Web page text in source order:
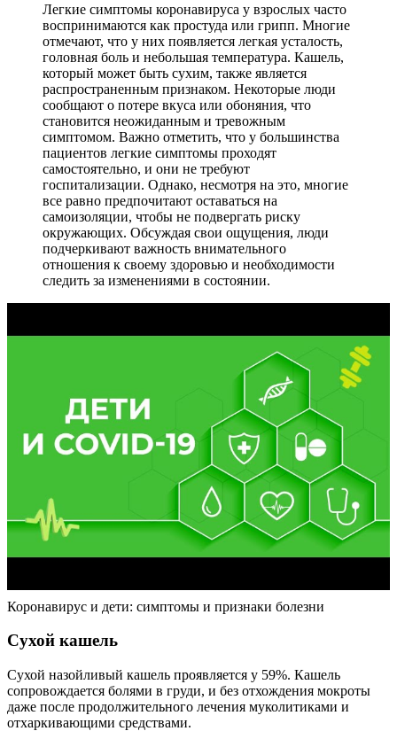
Легкие симптомы коронавируса у взрослых часто
воспринимаются как простуда или грипп. Многие
отмечают, что у них появляется легкая усталость,
головная боль и небольшая температура. Кашель,
который может быть сухим, также является
распространенным признаком. Некоторые люди
сообщают о потере вкуса или обоняния, что
становится неожиданным и тревожным
симптомом. Важно отметить, что у большинства
пациентов легкие симптомы проходят
самостоятельно, и они не требуют
госпитализации. Однако, несмотря на это, многие
все равно предпочитают оставаться на
самоизоляции, чтобы не подвергать риску
окружающих. Обсуждая свои ощущения, люди
подчеркивают важность внимательного
отношения к своему здоровью и необходимости
следить за изменениями в состоянии.
Коронавирус и дети: симптомы и признаки болезни
Сухой кашель
Сухой назойливый кашель проявляется у 59%. Кашель
сопровождается болями в груди, и без отхождения мокроты
даже после продолжительного лечения муколитиками и
отхаркивающими средствами.